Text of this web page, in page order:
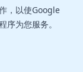
，以使Google
为您服务。